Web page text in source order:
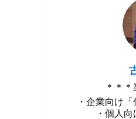
＊＊＊業
・企業向け「
・個人向け